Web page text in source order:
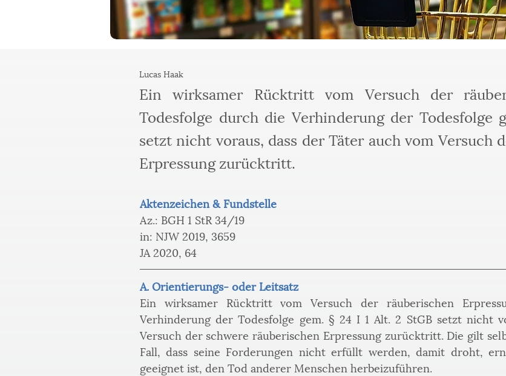
Lucas Haak
Ein wirksamer Rücktritt vom Versuch der
Todesfolge durch die Verhinderung der Todesfolge
setzt nicht voraus, dass der Täter auch vom Versuch
Erpressung zurücktritt.
Aktenzeichen & Fundstelle
Az.: BGH 1 StR 34/19
in: NJW 2019, 3659
JA 2020, 64
A. Orientierungs- oder Leitsatz
Ein wirksamer Rücktritt vom Versuch der räuberischen
Verhinderung der Todesfolge gem. § 24 I 1 Alt. 2 StGB setzt nicht
Versuch der schwere räuberischen Erpressung zurücktritt. Die gilt
Fall, dass seine Forderungen nicht erfüllt werden, damit droht,
geeignet ist, den Tod anderer Menschen herbeizuführen.